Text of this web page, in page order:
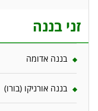
זני בננה
בננה אדומה
בננה אורניקו (בורו)